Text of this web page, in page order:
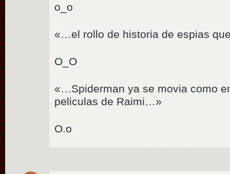
o_o
«…el rollo de historia de espias
O_O
«…Spiderman ya se movia como
peliculas de Raimi…»
O.o